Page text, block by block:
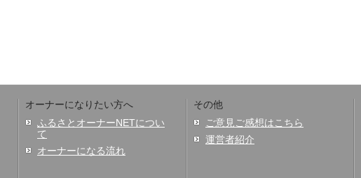
オーナーになりたい方へ
ふるさとオーナーNETについ
て
オーナーになる流れ
その他
ご意見ご感想はこちら
運営者紹介